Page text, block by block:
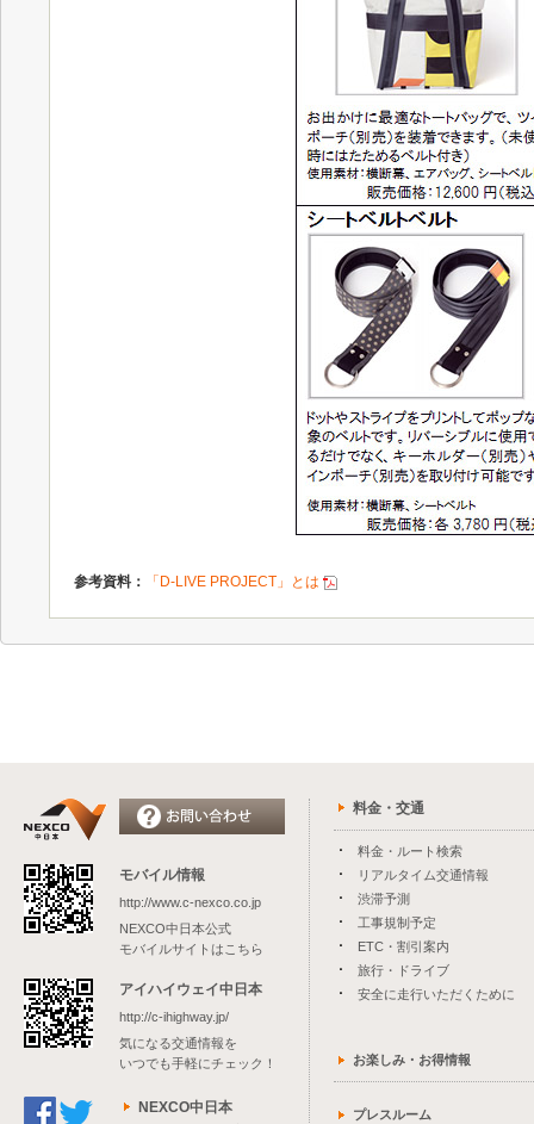
参考資料： 「D-LIVE PROJECT」とは
モバイル情報
http://www.c-nexco.co.jp
NEXCO中日本公式
モバイルサイトはこちら
アイハイウェイ中日本
http://c-ihighway.jp/
気になる交通情報を
いつでも手軽にチェック！
NEXCO中日本
料金・交通
料金・ルート検索
リアルタイム交通情報
渋滞予測
工事規制予定
ETC・割引案内
旅行・ドライブ
安全に走行いただくために
お楽しみ・お得情報
プレスルーム